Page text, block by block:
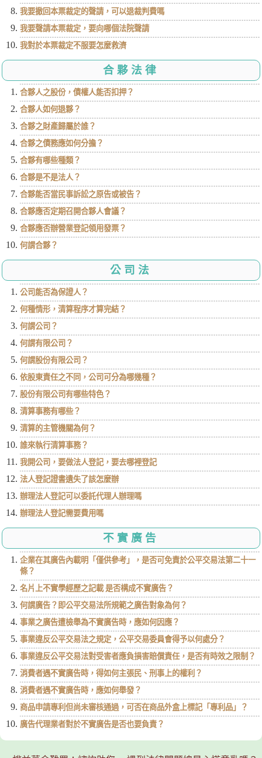
我要撤回本票裁定的聲請，可以退裁判費嗎
我要聲請本票裁定，要向哪個法院聲請
我對於本票裁定不服要怎麼救濟
合夥法律
合夥人之股份，債權人能否扣押？
合夥人如何退夥？
合夥之財產歸屬於誰？
合夥之債務應如何分擔？
合夥有哪些種類？
合夥是不是法人？
合夥能否當民事訴訟之原告或被告？
合夥應否定期召開合夥人會議？
合夥應否辦營業登記領用發票？
何謂合夥？
公司法
公司能否為保證人？
何種情形，清算程序才算完結？
何謂公司？
何謂有限公司？
何謂股份有限公司？
依股東責任之不同，公司可分為哪幾種？
股份有限公司有哪些特色？
清算事務有哪些？
清算的主管機關為何？
誰來執行清算事務？
我開公司，要做法人登記，要去哪裡登記
法人登記證書遺失了該怎麼辦
辦理法人登記可以委託代理人辦理嗎
辦理法人登記需要費用嗎
不實廣告
企業在其廣告內載明「僅供參考」，是否可免責於公平交易法第二十一
條？
名片上不實學經歷之記載 是否構成不實廣告？
何謂廣告？即公平交易法所規範之廣告對象為何？
事業之廣告遭檢舉為不實廣告時，應如何因應？
事業違反公平交易法之規定，公平交易委員會得予以何處分？
事業違反公平交易法對受害者應負損害賠償責任，是否有時效之限制？
消費者遇不實廣告時，得如何主張民、刑事上的權利？
消費者遇不實廣告時，應如何舉發？
商品申請專利但尚未審核通過，可否在商品外盒上標記「專利品」？
廣告代理業者對於不實廣告是否也要負責？